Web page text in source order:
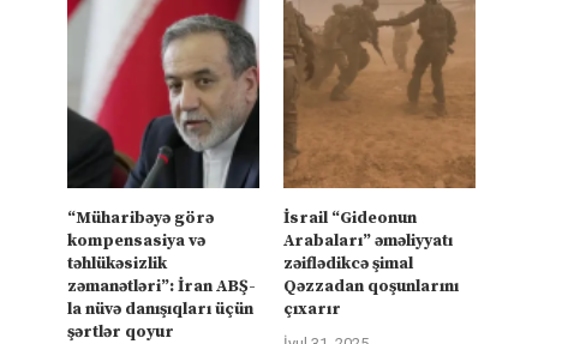
“Müharibəyə görə
kompensasiya və
təhlükəsizlik
zəmanətləri”: İran ABŞ-
la nüvə danışıqları üçün
şərtlər qoyur
İsrail “Gideonun
Arabaları” əməliyyatı
zəiflədikcə şimal
Qəzzadan qoşunlarını
çıxarır